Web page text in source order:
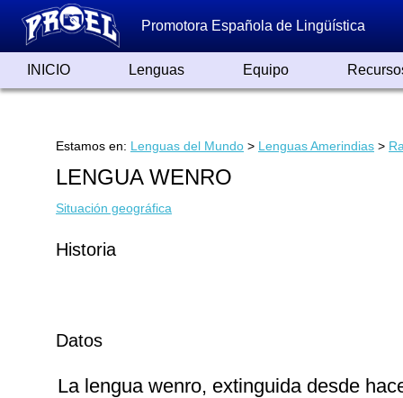
Promotora Española de Lingüística
INICIO Lenguas Equipo
Estamos en: Lenguas del Mundo > Lenguas Amerindias >
LENGUA WENRO
Situación geográfica
Historia
Datos
La lengua wenro, extinguida desde